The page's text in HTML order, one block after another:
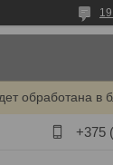
обработана в
+375